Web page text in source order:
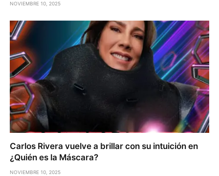
NOVIEMBRE 10, 2025
Carlos Rivera vuelve a brillar con su intuición en
¿Quién es la Máscara?
NOVIEMBRE 10, 2025